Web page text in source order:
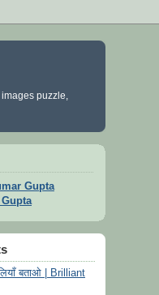
puzzle,
Gupta
बताओ | Brilliant